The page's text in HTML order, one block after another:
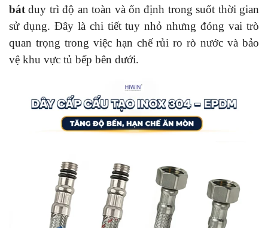
bátduy trì độ an toàn và ổn định trong suốt thời gian
sử dụng. Đây là chi tiết tuy nhỏ nhưng đóng vai trò
quan trọng trong việc hạn chế rủi ro rò nước và bảo
vệ khu vực tủ bếp bên dưới.